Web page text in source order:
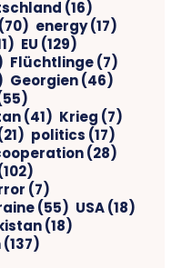
(16)
(70) energy(17)
EU (129)
Flüchtlinge(7)
Georgien(46)
(41) Krieg (7)
politics (17)
(28)
(7)
(55) USA(18)
(18)
(137)